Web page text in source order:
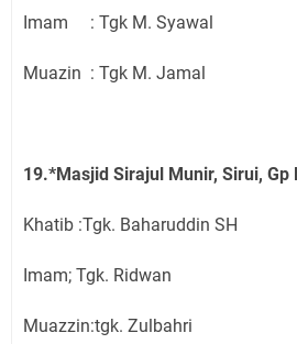
Imam : Tgk M. Syawal
Muazin : Tgk M. Jamal
19.*Masjid Sirajul Munir, Sirui, Gp
Khatib :Tgk. Baharuddin SH
Imam; Tgk. Ridwan
Muazzin:tgk. Zulbahri